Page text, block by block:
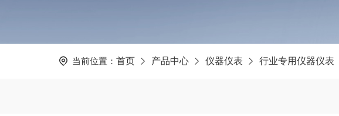
当前位置： 首页 产品中心 仪器仪表 行业专用仪器仪表